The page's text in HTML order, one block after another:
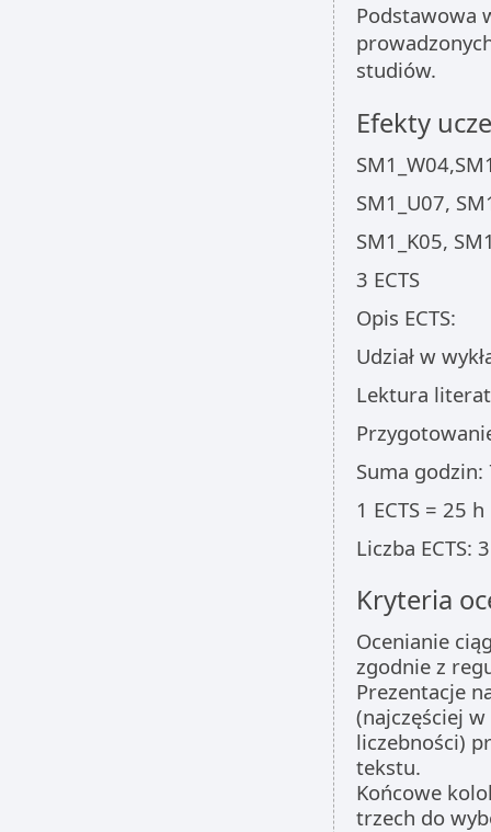
Podstawowa
studiów.
Efekty
SM1_U07,
SM1_K05,
3 ECTS
Opis ECTS:
Udział w
Lektura
Suma godzin:
1 ECTS = 25 h
Liczba ECTS:
Kryteria
Ocenianie
zgodnie z
Prezentacje
(najczęściej
liczebności)
tekstu.
Końcowe
trzech do